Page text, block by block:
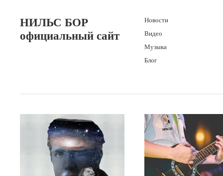
НИЛЬС БОР
официальный сайт
Новости
Видео
Музыка
Блог